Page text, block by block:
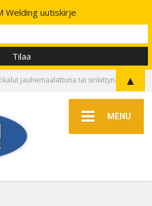
jauhemaalattuna tai sinkittynä
MENU
Welding uutiskirje
▲